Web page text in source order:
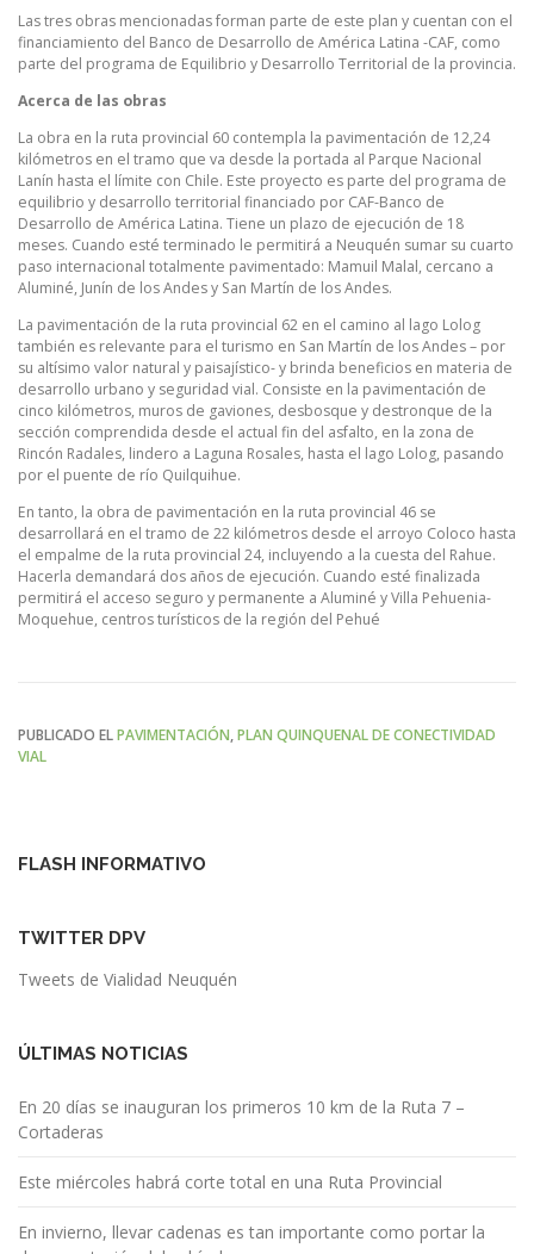
Las tres obras mencionadas forman parte de este plan y cuentan con el
financiamiento del Banco de Desarrollo de América Latina -CAF, como
parte del programa de Equilibrio y Desarrollo Territorial de la provincia.
Acerca de las obras
La obra en la ruta provincial 60 contempla la pavimentación de 12,24
kilómetros en el tramo que va desde la portada al Parque Nacional
Lanín hasta el límite con Chile. Este proyecto es parte del programa de
equilibrio y desarrollo territorial financiado por CAF-Banco de
Desarrollo de América Latina. Tiene un plazo de ejecución de 18
meses. Cuando esté terminado le permitirá a Neuquén sumar su cuarto
paso internacional totalmente pavimentado: Mamuil Malal, cercano a
Aluminé, Junín de los Andes y San Martín de los Andes.
La pavimentación de la ruta provincial 62 en el camino al lago Lolog
también es relevante para el turismo en San Martín de los Andes – por
su altísimo valor natural y paisajístico- y brinda beneficios en materia de
desarrollo urbano y seguridad vial. Consiste en la pavimentación de
cinco kilómetros, muros de gaviones, desbosque y destronque de la
sección comprendida desde el actual fin del asfalto, en la zona de
Rincón Radales, lindero a Laguna Rosales, hasta el lago Lolog, pasando
por el puente de río Quilquihue.
En tanto, la obra de pavimentación en la ruta provincial 46 se
desarrollará en el tramo de 22 kilómetros desde el arroyo Coloco hasta
el empalme de la ruta provincial 24, incluyendo a la cuesta del Rahue.
Hacerla demandará dos años de ejecución. Cuando esté finalizada
permitirá el acceso seguro y permanente a Aluminé y Villa Pehuenia-
Moquehue, centros turísticos de la región del Pehué
PUBLICADO ELPAVIMENTACIÓN,PLAN QUINQUENAL DE CONECTIVIDAD
VIAL
FLASH INFORMATIVO
TWITTER DPV
Tweets de Vialidad Neuquén
ÚLTIMAS NOTICIAS
En 20 días se inauguran los primeros 10 km de la Ruta 7 –
Cortaderas
Este miércoles habrá corte total en una Ruta Provincial
En invierno, llevar cadenas es tan importante como portar la